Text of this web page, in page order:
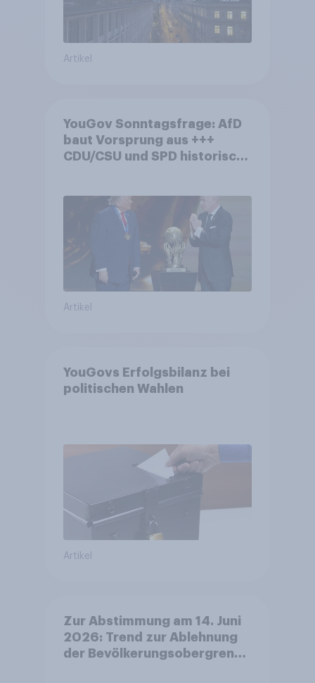
Artikel
YouGov Sonntagsfrage: AfD
baut Vorsprung aus +++
CDU/CSU und SPD historisch
Fußball-WM ohne Politik
Artikel
YouGovs Erfolgsbilanz bei
politischen Wahlen
Artikel
Zur Abstimmung am 14. Juni
2026: Trend zur Ablehnung
der Bevölkerungsobergrenze